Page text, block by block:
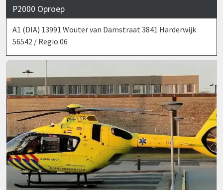
P2000 Oproep
A1 (DIA) 13991 Wouter van Damstraat 3841 Harderwijk
56542 / Regio 06